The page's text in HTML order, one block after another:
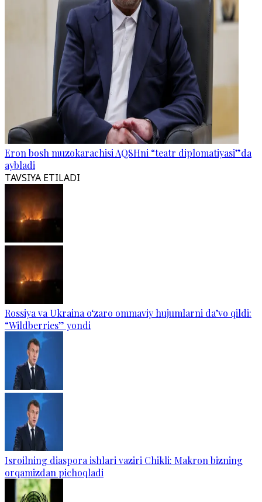
Eron bosh muzokarachisi AQSHni “teatr diplomatiyasi”da
aybladi
TAVSIYA ETILADI
Rossiya va Ukraina o‘zaro ommaviy hujumlarni da’vo qildi:
“Wildberries” yondi
Isroilning diaspora ishlari vaziri Chikli: Makron bizning
orqamizdan pichoqladi